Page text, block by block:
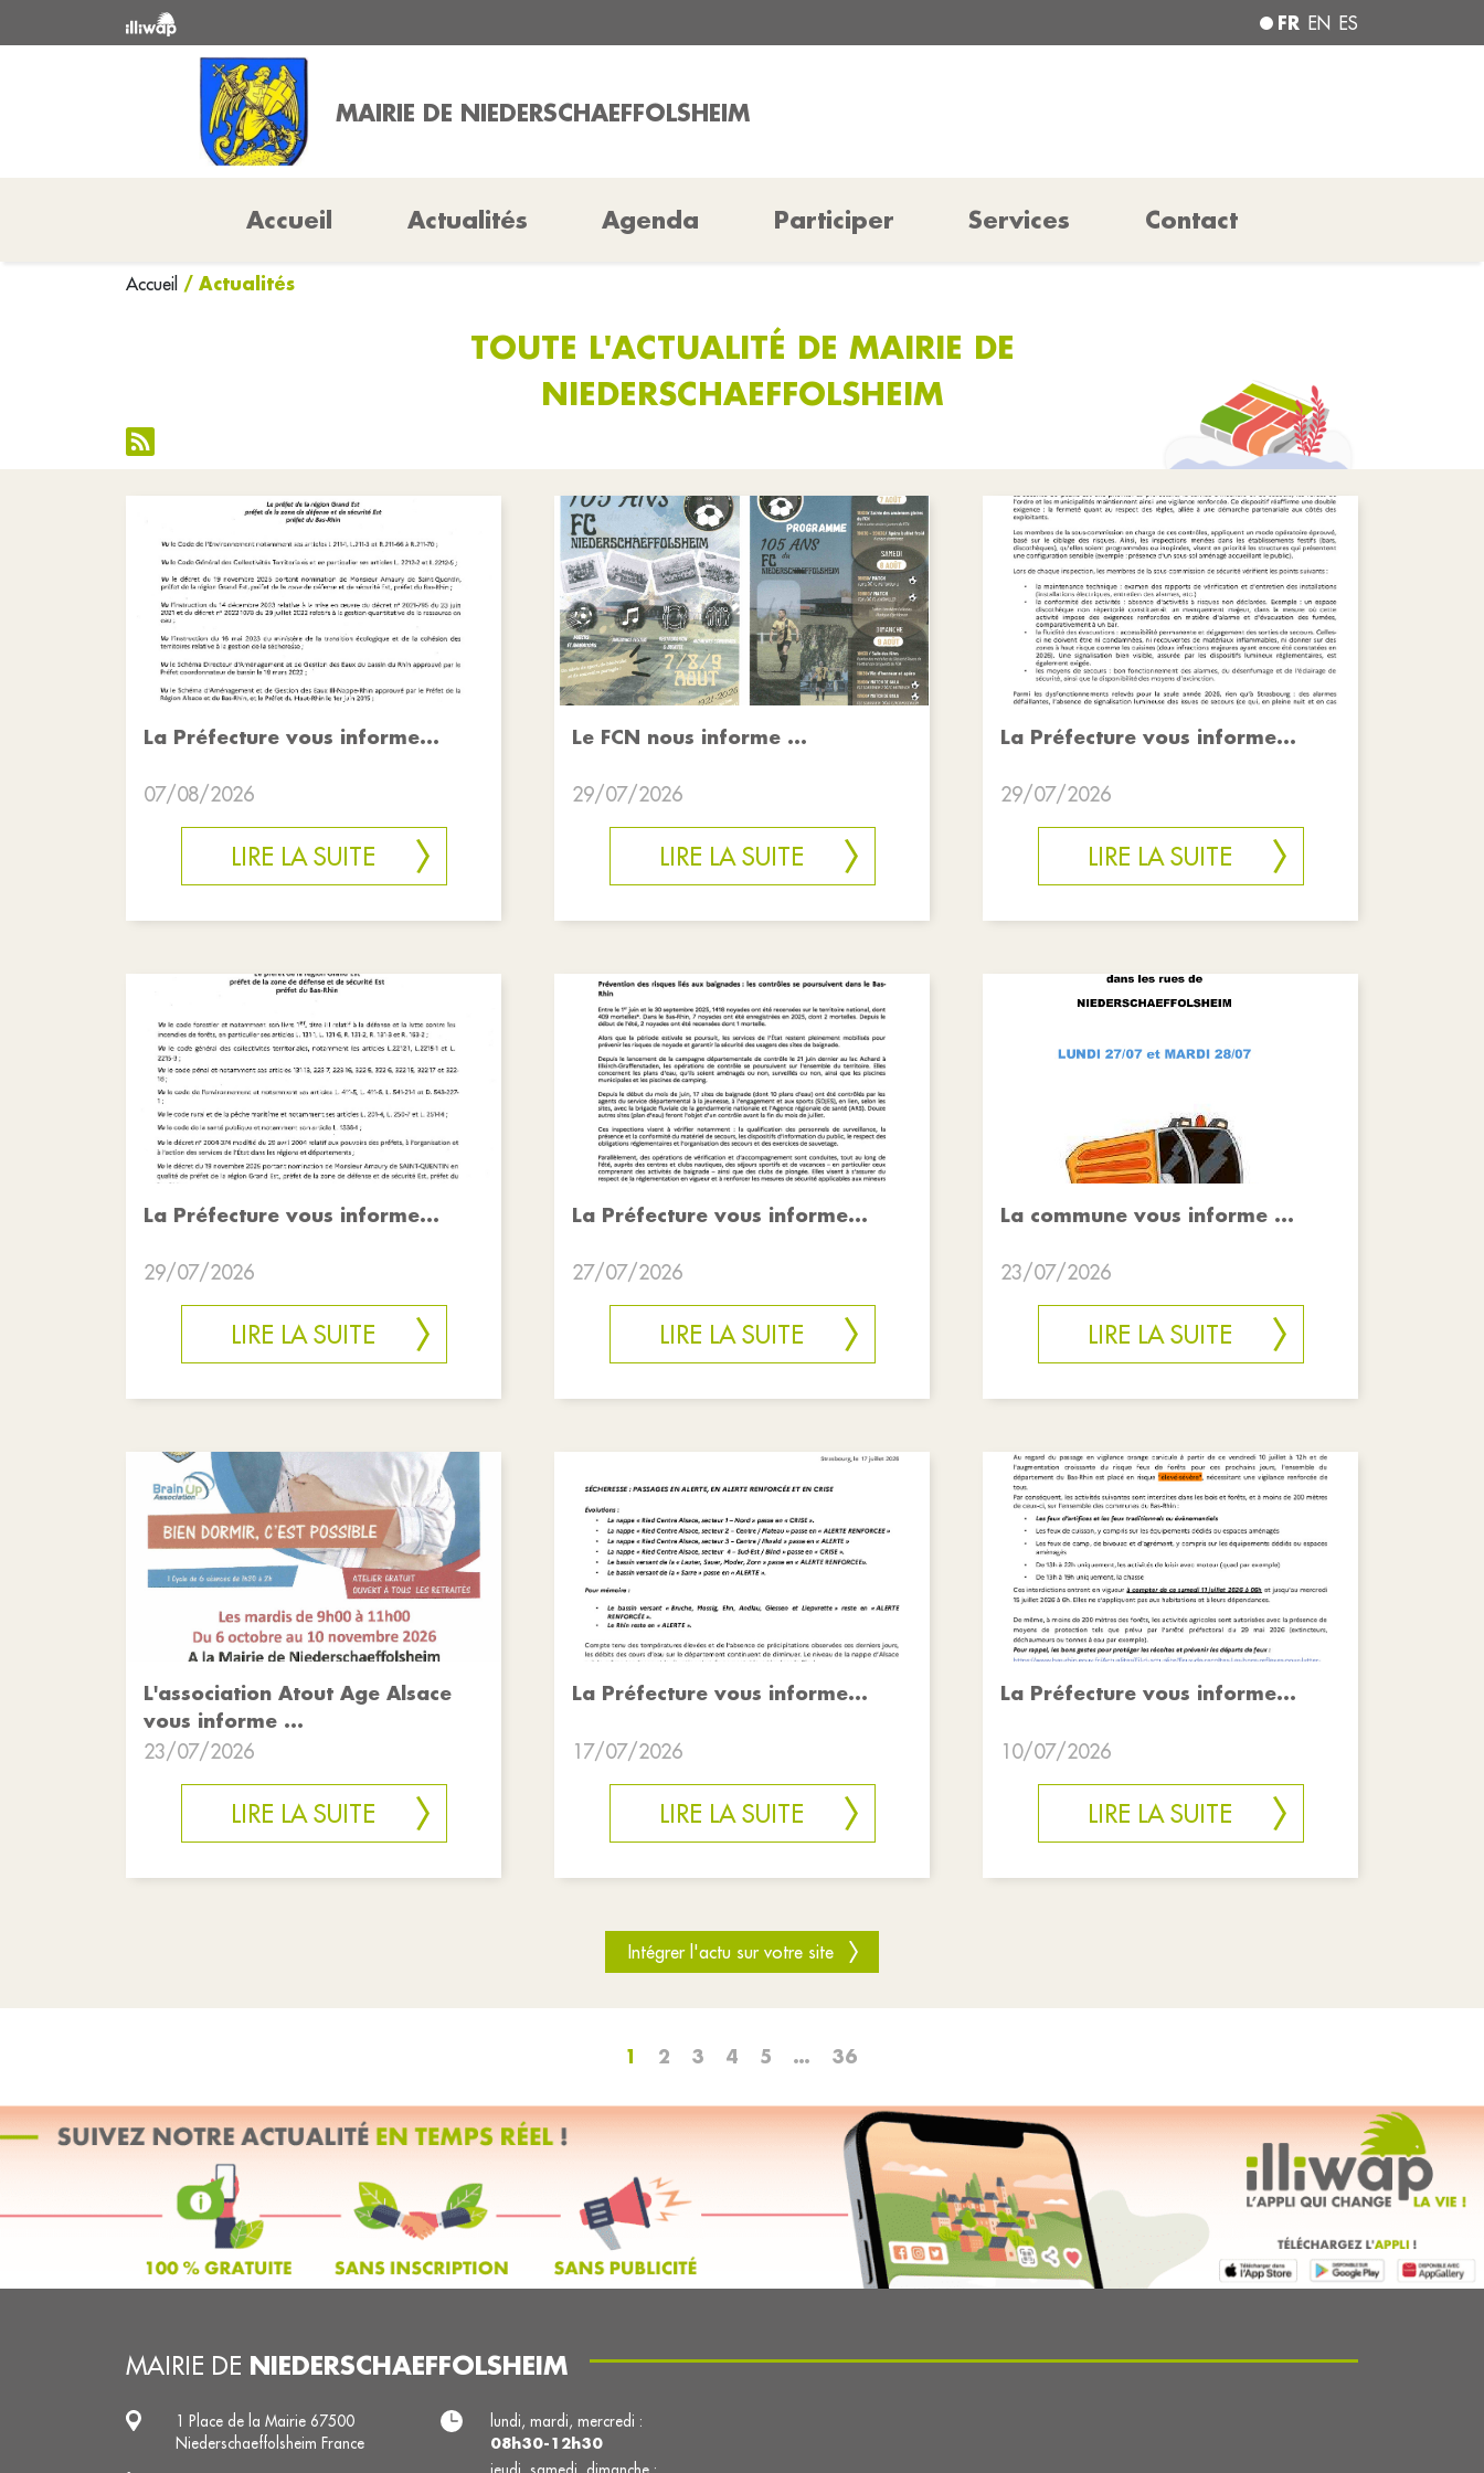
FR EN ES
MAIRIE DE NIEDERSCHAEFFOLSHEIM
Accueil Actualités Agenda Participer Services Contact
Accueil / Actualités
TOUTE L'ACTUALITÉ DE MAIRIE DE
NIEDERSCHAEFFOLSHEIM
La Préfecture vous informe...
07/08/2026
LIRE LA SUITE
Le FCN nous informe ...
29/07/2026
LIRE LA SUITE
La Préfecture vous informe...
29/07/2026
LIRE LA SUITE
La Préfecture vous informe...
29/07/2026
LIRE LA SUITE
La Préfecture vous informe...
27/07/2026
LIRE LA SUITE
La commune vous informe ...
23/07/2026
LIRE LA SUITE
L'association Atout Age Alsace
vous informe ...
23/07/2026
LIRE LA SUITE
La Préfecture vous informe...
17/07/2026
LIRE LA SUITE
La Préfecture vous informe...
10/07/2026
LIRE LA SUITE
Intégrer l'actu sur votre site
1 2 3 4 5 … 36
MAIRIE DE NIEDERSCHAEFFOLSHEIM
1 Place de la Mairie 67500
Niederschaeffolsheim France
lundi, mardi, mercredi :
08h30-12h30